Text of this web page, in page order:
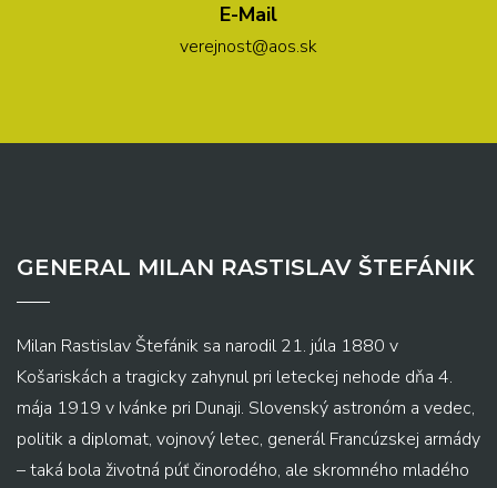
E-Mail
verejnost@aos.sk
GENERAL MILAN RASTISLAV ŠTEFÁNIK
Milan Rastislav Štefánik sa narodil 21. júla 1880 v
Košariskách a tragicky zahynul pri leteckej nehode dňa 4.
mája 1919 v Ivánke pri Dunaji. Slovenský astronóm a vedec,
politik a diplomat, vojnový letec, generál Francúzskej armády
– taká bola životná púť činorodého, ale skromného mladého